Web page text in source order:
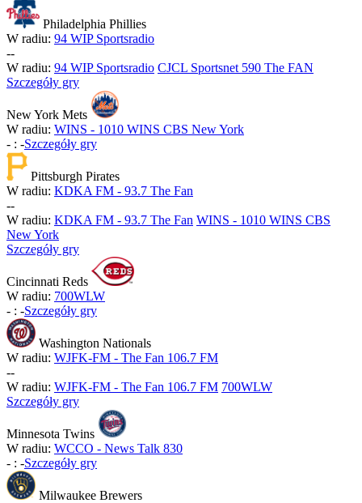
Philadelphia Phillies
W radiu: 94 WIP Sportsradio
--
W radiu: 94 WIP Sportsradio CJCL Sportsnet 590 The FAN
Szczegóły gry
New York Mets
W radiu: WINS - 1010 WINS CBS New York
- : -Szczegóły gry
Pittsburgh Pirates
W radiu: KDKA FM - 93.7 The Fan
--
W radiu: KDKA FM - 93.7 The Fan WINS - 1010 WINS CBS
New York
Szczegóły gry
Cincinnati Reds
W radiu: 700WLW
- : -Szczegóły gry
Washington Nationals
W radiu: WJFK-FM - The Fan 106.7 FM
--
W radiu: WJFK-FM - The Fan 106.7 FM 700WLW
Szczegóły gry
Minnesota Twins
W radiu: WCCO - News Talk 830
- : -Szczegóły gry
Milwaukee Brewers